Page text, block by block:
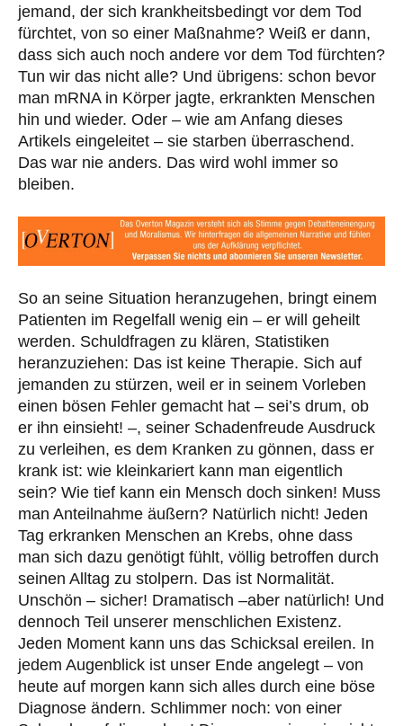
jemand, der sich krankheitsbedingt vor dem Tod
fürchtet, von so einer Maßnahme? Weiß er dann,
dass sich auch noch andere vor dem Tod fürchten?
Tun wir das nicht alle? Und übrigens: schon bevor
man mRNA in Körper jagte, erkrankten Menschen
hin und wieder. Oder – wie am Anfang dieses
Artikels eingeleitet – sie starben überraschend.
Das war nie anders. Das wird wohl immer so
bleiben.
So an seine Situation heranzugehen, bringt einem
Patienten im Regelfall wenig ein – er will geheilt
werden. Schuldfragen zu klären, Statistiken
heranzuziehen: Das ist keine Therapie. Sich auf
jemanden zu stürzen, weil er in seinem Vorleben
einen bösen Fehler gemacht hat – sei’s drum, ob
er ihn einsieht! –, seiner Schadenfreude Ausdruck
zu verleihen, es dem Kranken zu gönnen, dass er
krank ist: wie kleinkariert kann man eigentlich
sein? Wie tief kann ein Mensch doch sinken! Muss
man Anteilnahme äußern? Natürlich nicht! Jeden
Tag erkranken Menschen an Krebs, ohne dass
man sich dazu genötigt fühlt, völlig betroffen durch
seinen Alltag zu stolpern. Das ist Normalität.
Unschön – sicher! Dramatisch –aber natürlich! Und
dennoch Teil unserer menschlichen Existenz.
Jeden Moment kann uns das Schicksal ereilen. In
jedem Augenblick ist unser Ende angelegt – von
heute auf morgen kann sich alles durch eine böse
Diagnose ändern. Schlimmer noch: von einer